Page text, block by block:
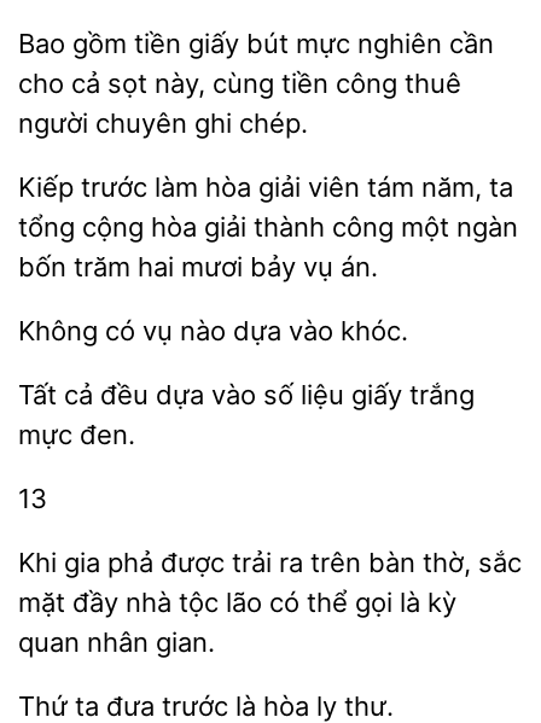
Bao gồm tiền giấy bút
nghiên cần
cho cả sọt này, cùng
công
người chuyên ghi chép.
Kiếp trước
hòa giải viên tám năm, ta
tổng cộng hòa
công một ngàn
bốn trăm hai mươi bảy vụ án.
Không vụ dựa khóc.
cả dựa vào số liệu
trắng
mực đen.
13
Khi phả được
ra trên bàn thờ, sắc
mặt đầy nhà tộc
có thể gọi là kỳ
quan nhân gian.
đưa trước hòa ly thư.